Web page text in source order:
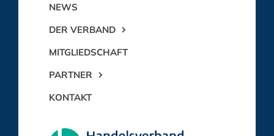
NEWS
DER VERBAND
MITGLIEDSCHAFT
PARTNER
KONTAKT